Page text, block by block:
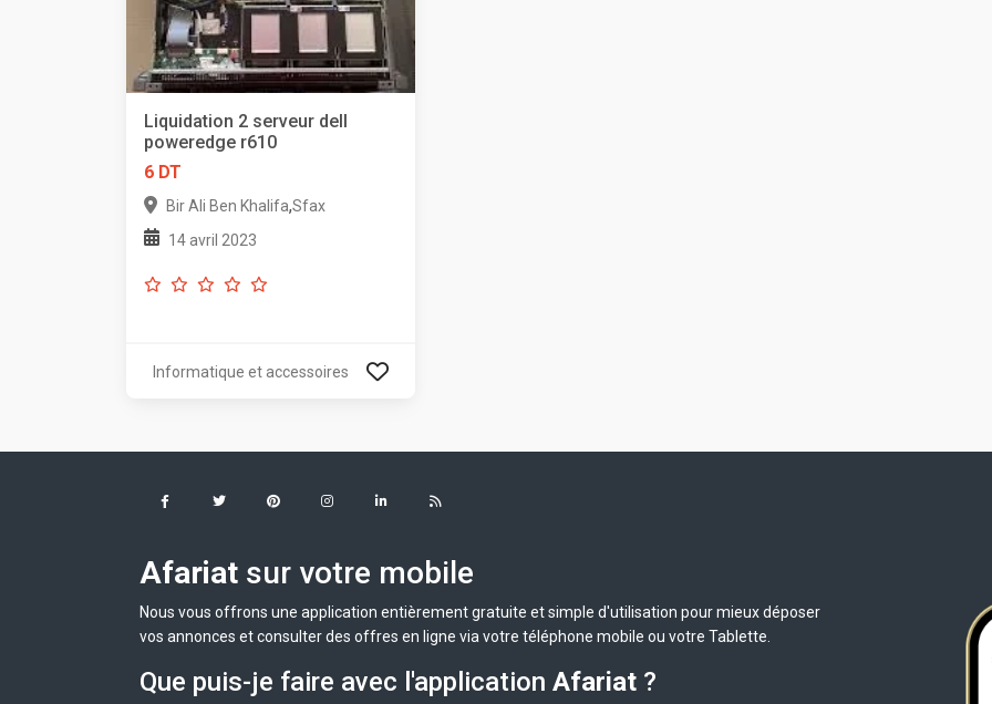
Liquidation 2 serveur dell
poweredge r610
6 DT
Bir Ali Ben Khalifa,Sfax
14 avril 2023
Informatique et accessoires
Afariat sur votre mobile
Nous vous offrons une application entièrement gratuite et simple d'utilisation pour mieux déposer
vos annonces et consulter des offres en ligne via votre téléphone mobile ou votre Tablette.
Que puis-je faire avec l'application Afariat ?